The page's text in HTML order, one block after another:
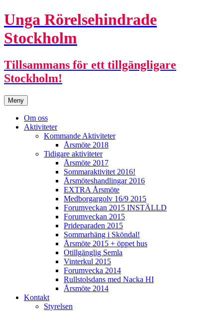
Unga Rörelsehindrade
Stockholm
Tillsammans för ett tillgängligare
Stockholm!
Meny Hoppa
till
innehåll
Om oss
Aktiviteter
Kommande Aktiviteter
Årsmöte 2018
Tidigare aktiviteter
Årsmöte 2017
Sommaraktivitet 2016!
Årsmöteshandlingar 2016
EXTRA Årsmöte
Medborgargolv 16/9 2015
Forumveckan 2015 INSTÄLLD
Forumveckan 2015
Prideparaden 2015
Sommarhäng i Sköndal!
Årsmöte 2015 + öppet hus
Otillgänglig Semla
Vinterkul 2015
Forumvecka 2014
Rullstolsdans med Nacka HI
Årsmöte 2014
Kontakt
Styrelsen